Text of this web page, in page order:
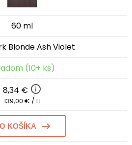
60 ml
Blonde Ash Violet
(10+ ks)
8,34 €
139,00 € / 1 l
KOŠÍKA